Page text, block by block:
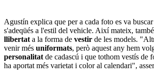
Agustín explica que per a cada foto es va
s'adeqüés a l'estil del vehicle. Així mateix,
llibertat a la forma de vestir de les models.
venir més uniformats, però aquest any hem
personalitat de cadascú i que tothom vestís de
ha aportat més varietat i color al calendari",